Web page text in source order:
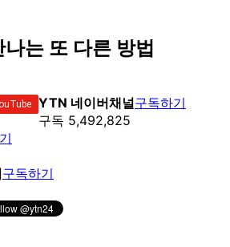
는 또 다른 방법
YTN 네이버채널
구독 5,492,825
구독하기
구독하기